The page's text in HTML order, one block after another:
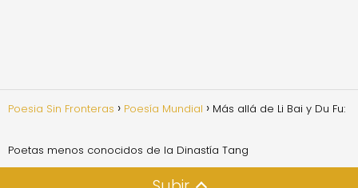
Poesia Sin Fronteras Poesía Mundial Más allá de Li Bai y Du Fu:
Poetas menos conocidos de la Dinastía Tang